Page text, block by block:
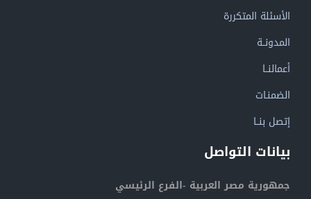
الأسئلة المتكررة
المدونــة
أعمالنــا
الضمنـات
إتصل بنــا
بيانات التواصل
جمهورية مصر العربية -الفرع الرئيسي